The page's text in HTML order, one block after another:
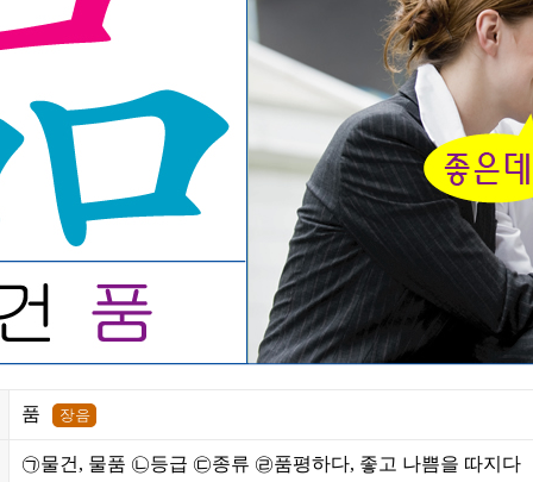
품
㉠물건, 물품 ㉡등급 ㉢종류 ㉣품평하다, 좋고 나쁨을 따지다